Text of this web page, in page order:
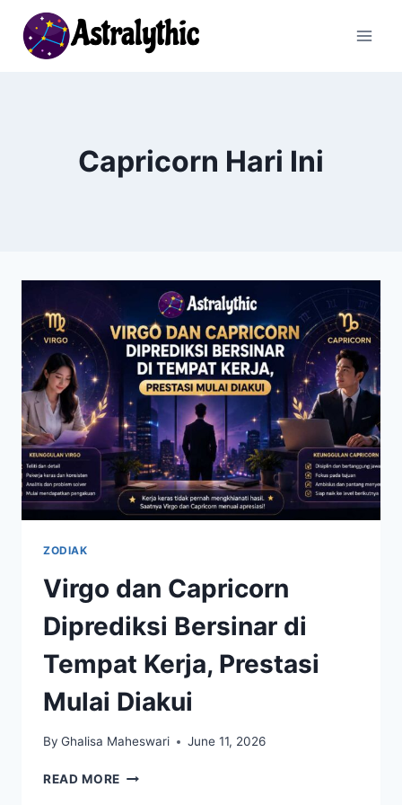
content
Capricorn Hari Ini
ZODIAK
Virgo dan Capricorn
Diprediksi Bersinar di
Tempat Kerja, Prestasi
Mulai Diakui
By Ghalisa Maheswari June 11, 2026
READ MORE VIRGO